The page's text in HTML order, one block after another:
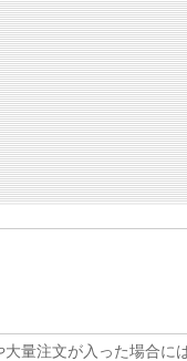
量注文が入った場合に